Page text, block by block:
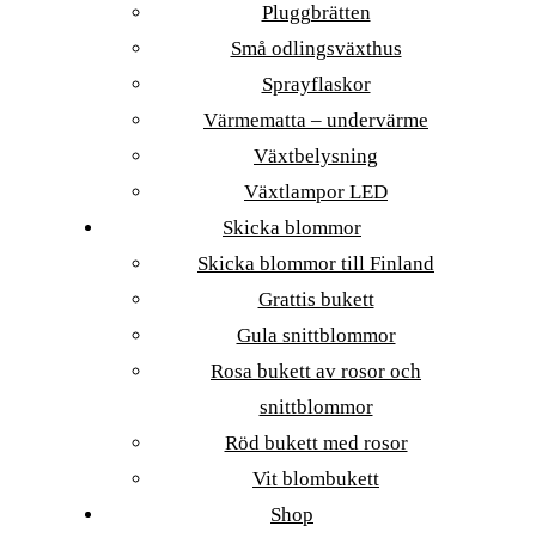
Pluggbrätten
Små odlingsväxthus
Sprayflaskor
Värmematta – undervärme
Växtbelysning
Växtlampor LED
Skicka blommor
Skicka blommor till Finland
Grattis bukett
Gula snittblommor
Rosa bukett av rosor och
snittblommor
Röd bukett med rosor
Vit blombukett
Shop